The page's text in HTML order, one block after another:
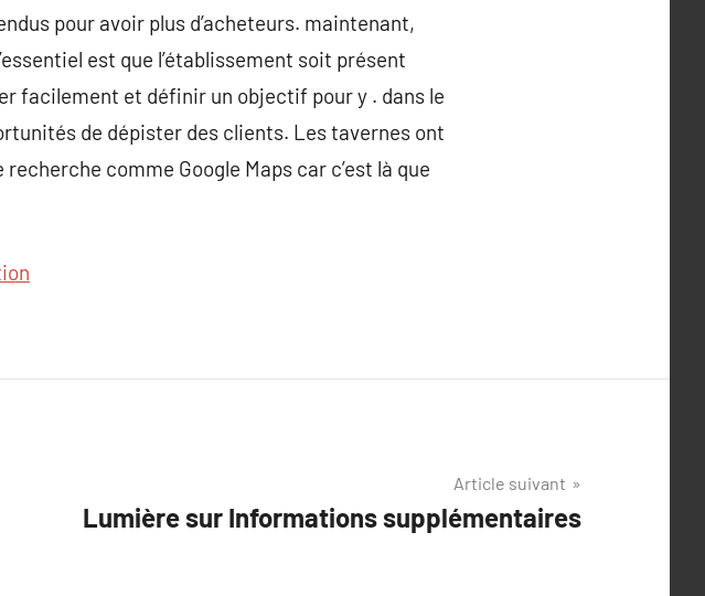
pour avoir plus d’acheteurs. maintenant,
est que l’établissement soit présent
facilement et définir un objectif pour y . dans le
de dépister des clients. Les tavernes ont
comme Google Maps car c’est là que
Article suivant
Lumière sur Informations supplémentaires